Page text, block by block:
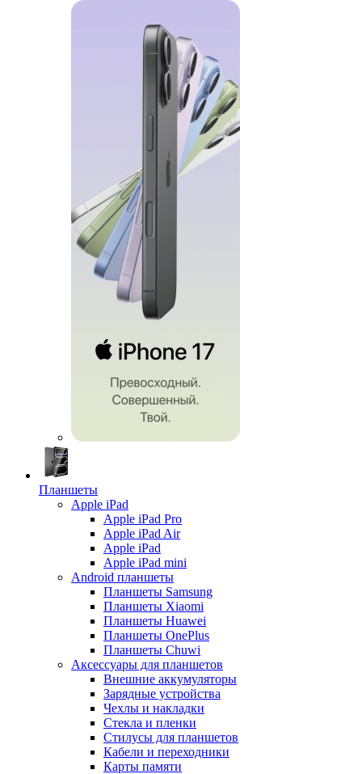
Планшеты
Apple iPad
Apple iPad Pro
Apple iPad Air
Apple iPad
Apple iPad mini
Android планшеты
Планшеты Samsung
Планшеты Xiaomi
Планшеты Huawei
Планшеты OnePlus
Планшеты Chuwi
Аксессуары для планшетов
Внешние аккумуляторы
Зарядные устройства
Чехлы и накладки
Стекла и пленки
Стилусы для планшетов
Кабели и переходники
Карты памяти